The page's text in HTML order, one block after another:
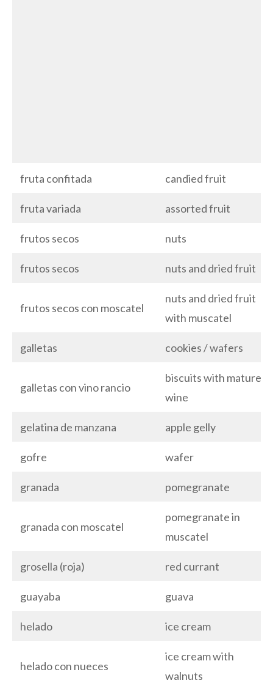
fruta confitada candied fruit
fruta variada assorted fruit
frutos secos nuts
frutos secos nuts and dried fruit
frutos secos con moscatel
nuts and dried fruit
with muscatel
galletas cookies / wafers
galletas con vino rancio
biscuits with matured
wine
gelatina de manzana apple gelly
gofre wafer
granada pomegranate
granada con moscatel
pomegranate in
muscatel
grosella (roja) red currant
guayaba guava
helado ice cream
helado con nueces
ice cream with
walnuts